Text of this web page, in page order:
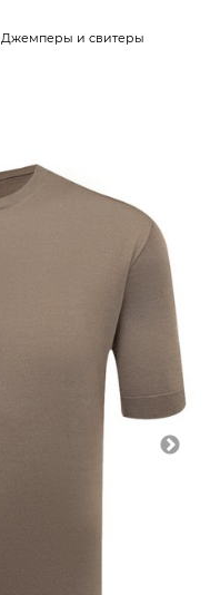
Джемперы и свитеры